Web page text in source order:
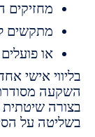
מחזיקים הפסדים
מתקשים להגדיר
או פועלים מתוך
אישי אחד על
מסודרת,
שיטתית
על הסיכון.